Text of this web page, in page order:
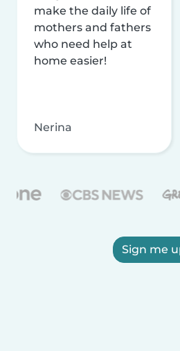
make the daily life of
mothers and fathers
who need help at
home easier!
Nerina
Sign me